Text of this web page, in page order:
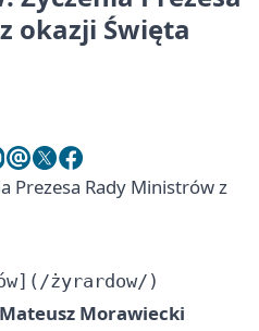
okazji Święta
Prezesa Rady Ministrów z
Morawiecki